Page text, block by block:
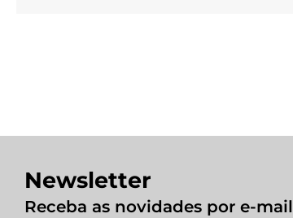
Newsletter
Receba as novidades por e-mail